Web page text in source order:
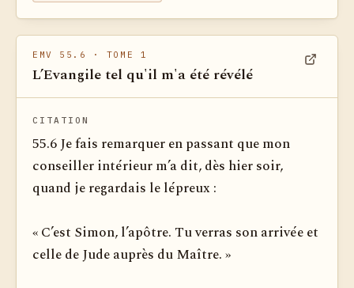
EMV 55.6 · TOME 1
L’Evangile tel qu'il m'a été révélé
CITATION
55.6 Je fais remarquer en passant que mon
conseiller intérieur m’a dit, dès hier soir,
quand je regardais le lépreux :
« C’est Simon, l’apôtre. Tu verras son arrivée et
celle de Jude auprès du Maître. »